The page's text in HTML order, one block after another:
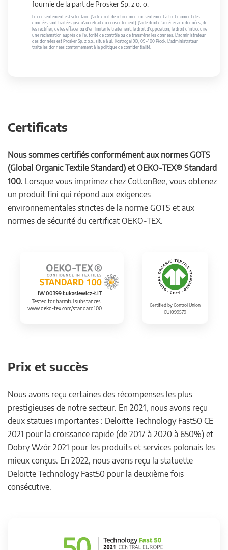
fournie de la part de Prosker Sp. z o. o.
Le consentement est volontaire. J'ai le droit de retirer mon consentement à tout moment (les
données sont traitées jusqu'au retrait du consentement). J'ai le droit d'accéder aux données, de
les rectifier, de les effacer ou d'en limiter le traitement, le droit d'opposition, le droit d'introduire
une réclamation auprès de l'autorité de contrôle ou de transférer les données. L'administrateur
des données est Prosker Sp. z o.o., situé à ul. Kostrogaj 9D, 09-400 Płock. L'administrateur
traite les données conformément à la politique de confidentialité.
Certificats
Nous sommes certifiés conformément aux normes GOTS
(Global Organic Textile Standard) et OEKO-TEX® Standard
100. Lorsque vous imprimez chez CottonBee, vous obtenez
un produit fini qui répond aux exigences
environnementales strictes de la norme GOTS et aux
normes de sécurité du certificat OEKO-TEX.
IW 00399 Łukasiewicz-ŁIT
Tested for harmful substances.
www.oeko-tex.com/standard100
Certified by Control Union
CU1099579
Prix et succès
Nous avons reçu certaines des récompenses les plus
prestigieuses de notre secteur. En 2021, nous avons reçu
deux statues importantes : Deloitte Technology Fast50 CE
2021 pour la croissance rapide (de 2017 à 2020 à 650%) et
Dobry Wzór 2021 pour les produits et services polonais les
mieux conçus. En 2022, nous avons reçu la statuette
Deloitte Technology Fast50 pour la deuxième fois
consécutive.